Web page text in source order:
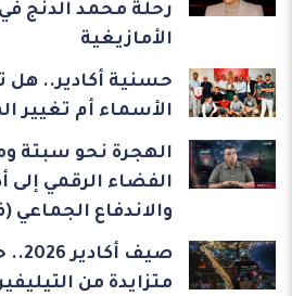
رحلة محمد الدنج
الأمازيغية
حسنية أكادير.. هل
الأسماء أم تغيير
الهجرة نحو سبتة
الفضاء الرقمي إلى
والاندفاع الجماعي
صيف
متزايدة من